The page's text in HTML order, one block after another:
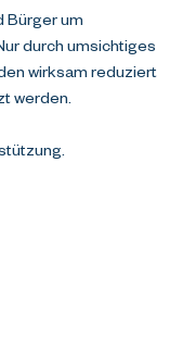
Bürger um
durch umsichtiges
wirksam reduziert
werden.